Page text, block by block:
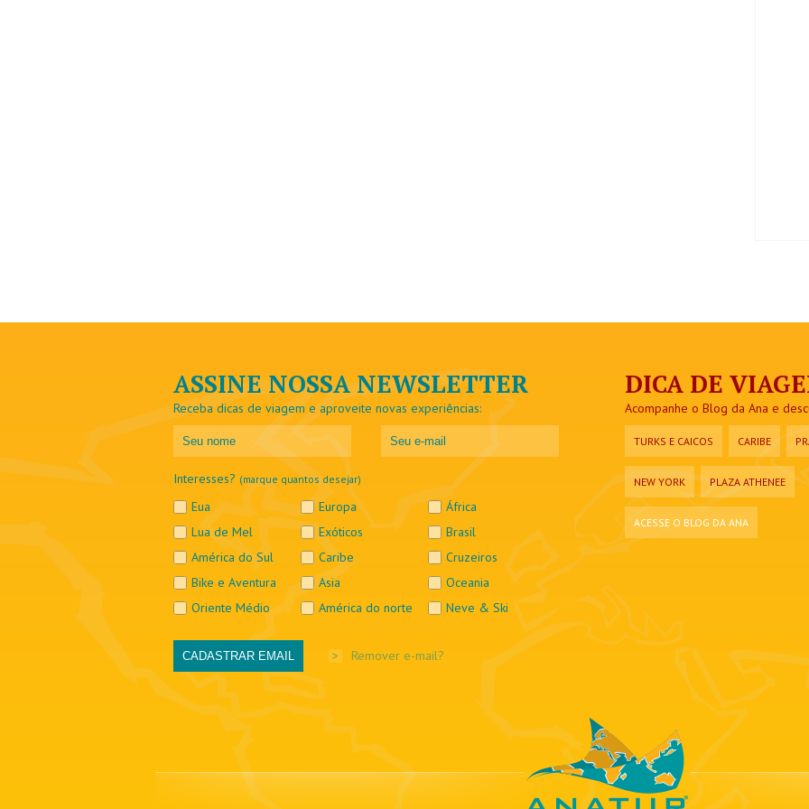
ASSINE NOSSA NEWSLETTER
Receba dicas de viagem e aproveite novas experiências:
Interesses? (marque quantos desejar)
Eua Europa
África
Lua de Mel
Exóticos
Brasil
América do Sul
Caribe
Cruzeiros
Bike e Aventura
Asia
Oceania
Oriente Médio
América do norte Neve & Ski
> Remover e-mail?
DICA DE
Acompanhe o Blog da Ana e
TURKS E CAICOS CARIBE
NEW YORK PLAZA ATHENEE
ACESSE O BLOG DA ANA